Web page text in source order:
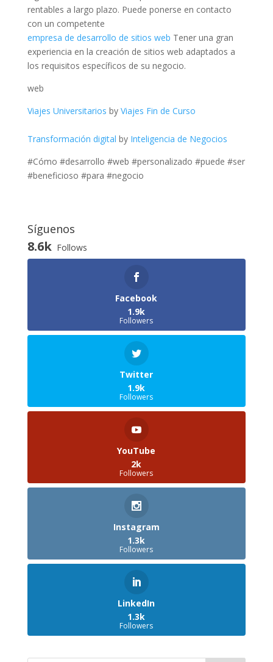
rentables a largo plazo. Puede ponerse en contacto
con un competente
empresa de desarrollo de sitios web Tener una gran
experiencia en la creación de sitios web adaptados a
los requisitos específicos de su negocio.
web
Viajes Universitarios by Viajes Fin de Curso
Transformación digital by Inteligencia de Negocios
#Cómo #desarrollo #web #personalizado #puede #ser
#beneficioso #para #negocio
Síguenos
8.6k Follows
Facebook
1.9k
Followers
Twitter
1.9k
Followers
YouTube
2k
Followers
Instagram
1.3k
Followers
LinkedIn
1.3k
Followers